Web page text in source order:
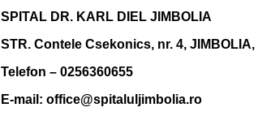
SPITAL DR. KARL DIEL JIMBOLIA
STR. Contele Csekonics, nr. 4, JIMBOLIA,
Telefon – 0256360655
E-mail: office@spitaluljimbolia.ro